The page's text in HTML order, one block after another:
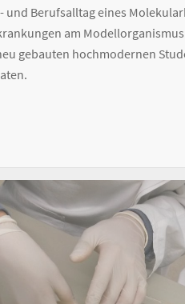
Berufsalltag eines
am
gebauten hochmodernen